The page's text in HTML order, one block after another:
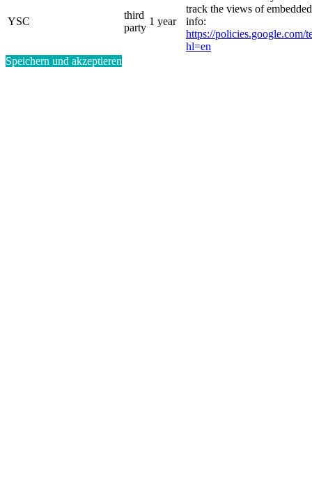
YSC
third
party
1 year
track the views of
info:
https://policies.google.com/
hl=en
Speichern und akzeptieren